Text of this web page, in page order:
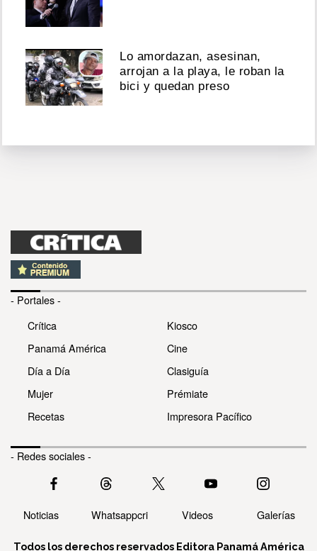
Lo amordazan, asesinan,
arrojan a la playa, le roban la
bici y quedan preso
- Portales -
Crítica
Panamá América
Día a Día
Mujer
Recetas
Kiosco
Cine
Clasiguía
Prémiate
Impresora Pacífico
- Redes sociales -
Noticias Whatsappcri Videos Galerías
Todos los derechos reservados Editora Panamá América